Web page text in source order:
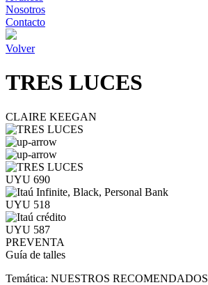
Nosotros
Contacto
Volver
TRES LUCES
CLAIRE KEEGAN
UYU 690
UYU 518
UYU 587
PREVENTA
Guía de talles
Temática: NUESTROS RECOMENDADOS